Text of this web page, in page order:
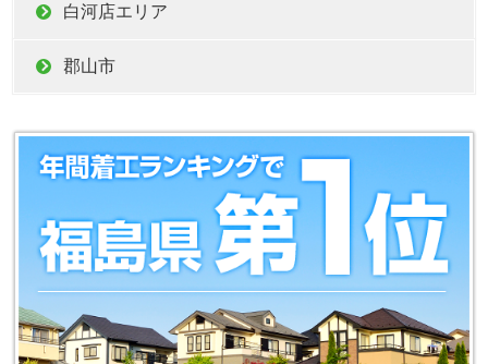
白河店エリア
郡山市